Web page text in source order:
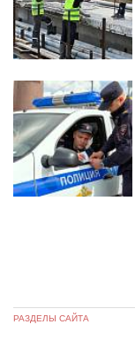
РАЗДЕЛЫ САЙТА